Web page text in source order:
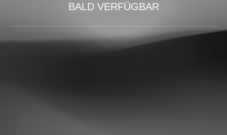
BALD VERFÜGBAR